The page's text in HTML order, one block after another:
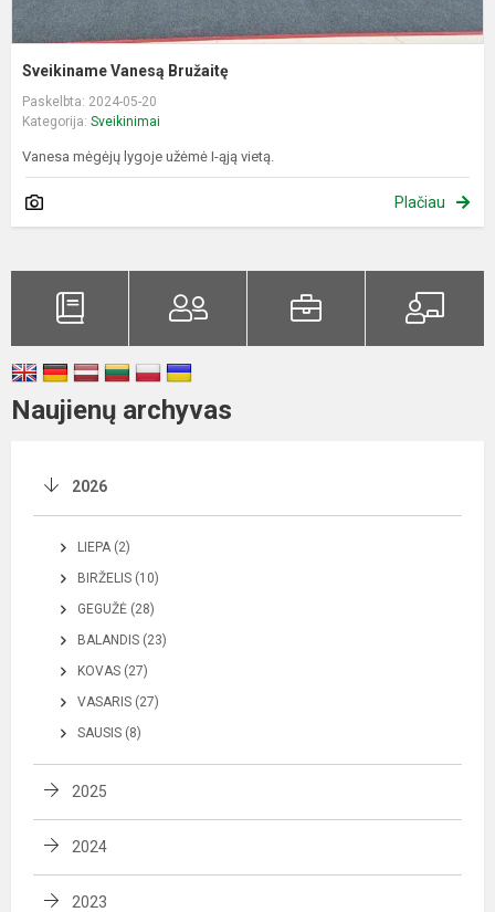
Sveikiname Vanesą Bružaitę
Paskelbta: 2024-05-20
Kategorija: Sveikinimai
Vanesa mėgėjų lygoje užėmė I-ąją vietą.
Plačiau
Naujienų archyvas
2026
LIEPA (2)
BIRŽELIS (10)
GEGUŽĖ (28)
BALANDIS (23)
KOVAS (27)
VASARIS (27)
SAUSIS (8)
2025
2024
2023